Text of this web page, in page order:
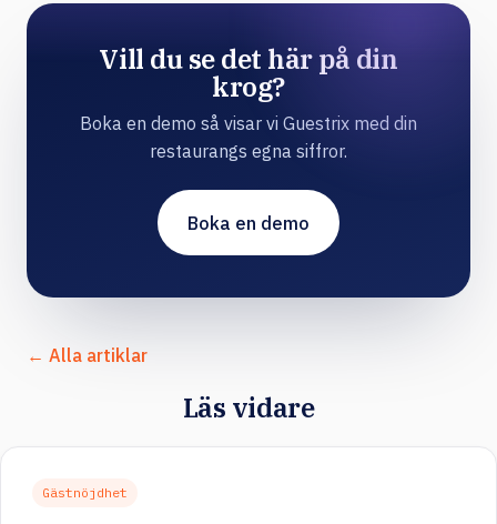
Vill du se det här på din
krog?
Boka en demo så visar vi Guestrix med din
restaurangs egna siffror.
Boka en demo
← Alla artiklar
Läs vidare
Gästnöjdhet